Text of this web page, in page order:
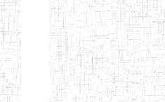
ENI